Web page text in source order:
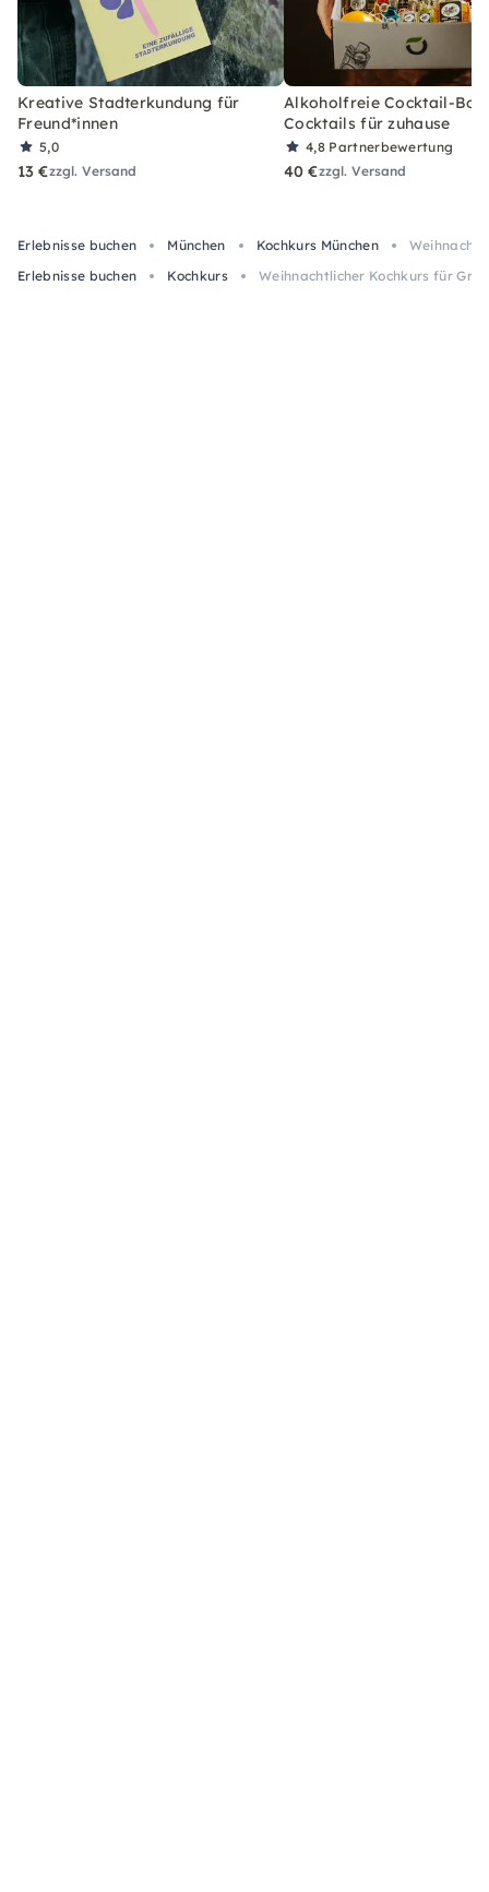
Kreative Stadterkundung für
Freund*innen
5,0
13 €zzgl. Versand
Alkoholfreie Cocktail-Box
Cocktails für zuhause
4,8 Partnerbewertung
40 €zzgl. Versand
Erlebnisse buchen München Kochkurs München
Erlebnisse buchen
Kochkurs Weihnachtlicher Kochkurs für